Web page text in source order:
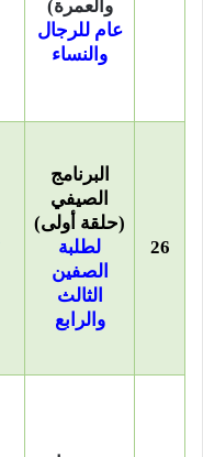
والعمرة)
عام للرجال
والنساء
26
البرنامج
الصيفي
(حلقة أولى)
لطلبة
الصفين
الثالث
والرابع